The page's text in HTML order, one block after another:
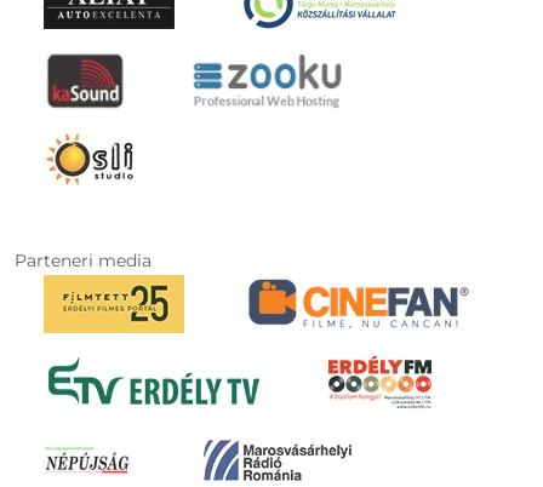
Parteneri media